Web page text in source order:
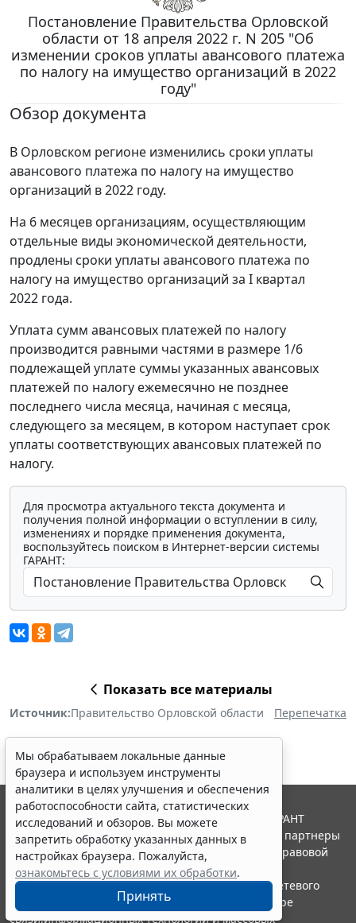
Постановление Правительства Орловской
области от 18 апреля 2022 г. N 205 "Об
изменении сроков уплаты авансового платежа
по налогу на имущество организаций в 2022
году"
Обзор документа
В Орловском регионе изменились сроки уплаты
авансового платежа по налогу на имущество
организаций в 2022 году.
На 6 месяцев организациям, осуществляющим
отдельные виды экономической деятельности,
продлены сроки уплаты авансового платежа по
налогу на имущество организаций за I квартал
2022 года.
Уплата сумм авансовых платежей по налогу
производится равными частями в размере 1/6
подлежащей уплате суммы указанных авансовых
платежей по налогу ежемесячно не позднее
последнего числа месяца, начиная с месяца,
следующего за месяцем, в котором наступает срок
уплаты соответствующих авансовых платежей по
налогу.
Для просмотра актуального текста документа и
получения полной информации о вступлении в силу,
изменениях и порядке применения документа,
воспользуйтесь поиском в Интернет-версии системы
ГАРАНТ:
Показать все материалы
Источник:Правительство Орловской области Перепечатка
Мы обрабатываем локальные данные
браузера и используем инструменты
аналитики в целях улучшения и обеспечения
работоспособности сайта, статистических
исследований и обзоров. Вы можете
запретить обработку указанных данных в
настройках браузера. Пожалуйста,
ознакомьтесь с условиями их обработки.
Принять
© ООО "НПП "ГАРАНТ-СЕРВИС", 2026. Система ГАРАНТ
выпускается с 1990 года. Компания "Гарант" и ее партнеры
являются участниками Российской ассоциации правовой
информации ГАРАНТ.
Портал ГАРАНТ.РУ зарегистрирован в качестве сетевого
издания Федеральной службой по надзору в сфере
связи,информационных технологий и массовых